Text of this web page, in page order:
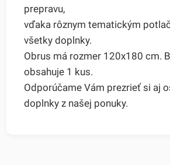
prepravu,
vďaka rôznym tematickým
všetky doplnky.
Obrus má rozmer 120x180 cm.
obsahuje 1 kus.
Odporúčame Vám prezrieť si aj
doplnky z našej ponuky.